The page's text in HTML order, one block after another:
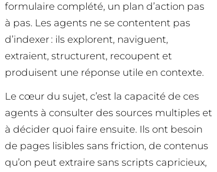
formulaire complété, un plan d’action pas
à pas. Les agents ne se contentent pas
d’indexer : ils explorent, naviguent,
extraient, structurent, recoupent et
produisent une réponse utile en contexte.
Le cœur du sujet, c’est la capacité de ces
agents à consulter des sources multiples et
à décider quoi faire ensuite. Ils ont besoin
de pages lisibles sans friction, de contenus
qu’on peut extraire sans scripts capricieux,